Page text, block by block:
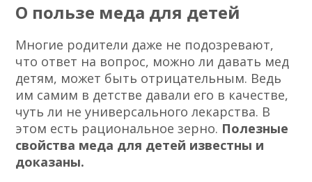
О пользе меда для детей
Многие родители даже не подозревают,
что ответ на вопрос, можно ли давать мед
детям, может быть отрицательным. Ведь
им самим в детстве давали его в качестве,
чуть ли не универсального лекарства. В
этом есть рациональное зерно. Полезные
свойства меда для детей известны и
доказаны.